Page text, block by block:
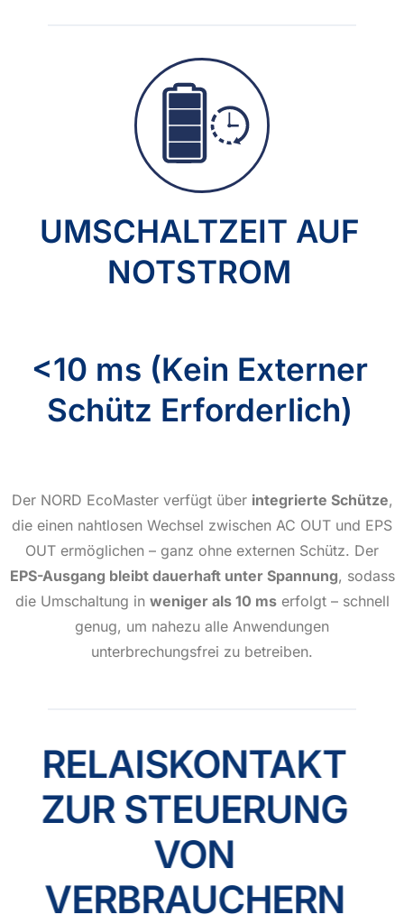
UMSCHALTZEIT AUF
NOTSTROM
<10 ms (Kein Externer
Schütz Erforderlich)
Der NORD EcoMaster verfügt über integrierte Schütze,
die einen nahtlosen Wechsel zwischen AC OUT und EPS
OUT ermöglichen – ganz ohne externen Schütz. Der
EPS-Ausgang bleibt dauerhaft unter Spannung, sodass
die Umschaltung in weniger als 10 mserfolgt – schnell
genug, um nahezu alle Anwendungen
unterbrechungsfrei zu betreiben.
RELAISKONTAKT
ZUR STEUERUNG
VON
VERBRAUCHERN